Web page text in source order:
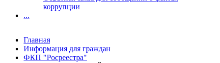
коррупции
...
Главная
Информация для граждан
ФКП "Росреестра"